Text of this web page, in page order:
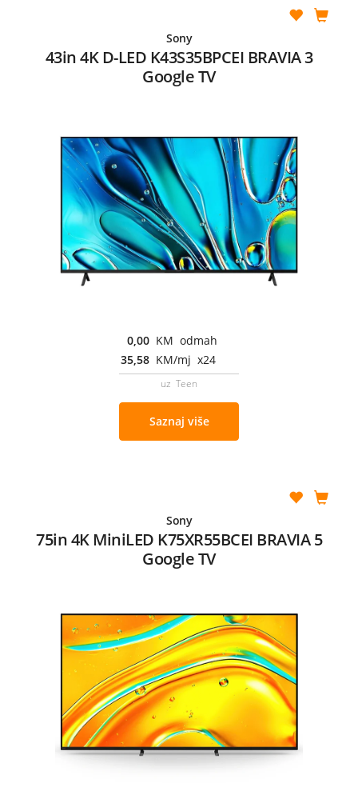
Sony
43in 4K D-LED K43S35BPCEI BRAVIA 3
Google TV
0,00 KM odmah
35,58 KM/mj x24
uz Teen
Saznaj više
Sony
75in 4K MiniLED K75XR55BCEI BRAVIA 5
Google TV